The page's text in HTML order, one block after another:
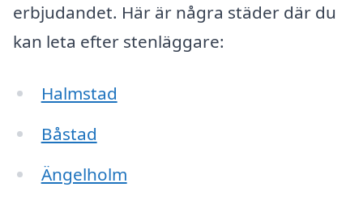
erbjudandet. Här är några städer där du
kan leta efter stenläggare:
Halmstad
Båstad
Ängelholm